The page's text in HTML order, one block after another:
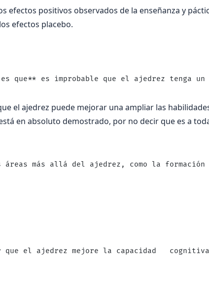
efectos positivos observados de la enseñanza y
efectos placebo.
es que** es improbable que el ajedrez
el ajedrez puede mejorar una ampliar las
en absoluto demostrado, por no decir que es a
áreas más allá del ajedrez, como la
que el ajedrez mejore la capacidad